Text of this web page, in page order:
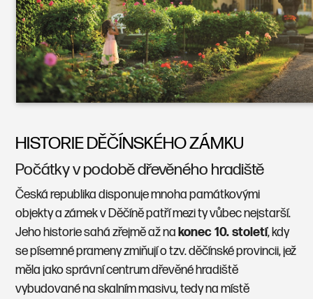
HISTORIE DĚČÍNSKÉHO ZÁMKU
Počátky v podobě dřevěného hradiště
Česká republika disponuje mnoha památkovými
objekty a zámek v Děčíně patří mezi ty vůbec nejstarší.
Jeho historie sahá zřejmě až na konec 10. století, kdy
se písemné prameny zmiňují o tzv. děčínské provincii, jež
měla jako správní centrum dřevěné hradiště
vybudované na skalním masivu, tedy na místě